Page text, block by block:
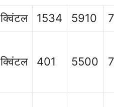
क्विंटल 1534 5910
क्विंटल 401 5500